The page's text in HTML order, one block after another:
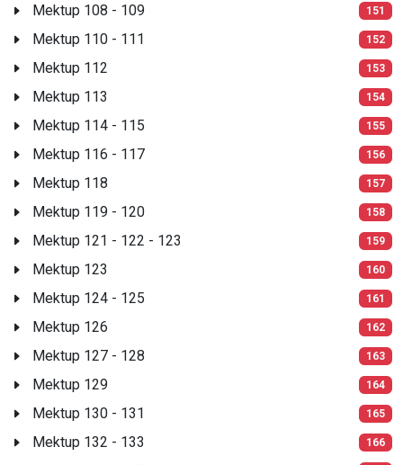
Mektup 108 - 109 151
Mektup 110 - 111 152
Mektup 112 153
Mektup 113 154
Mektup 114 - 115 155
Mektup 116 - 117 156
Mektup 118 157
Mektup 119 - 120 158
Mektup 121 - 122 - 123 159
Mektup 123 160
Mektup 124 - 125 161
Mektup 126 162
Mektup 127 - 128 163
Mektup 129 164
Mektup 130 - 131 165
Mektup 132 - 133 166